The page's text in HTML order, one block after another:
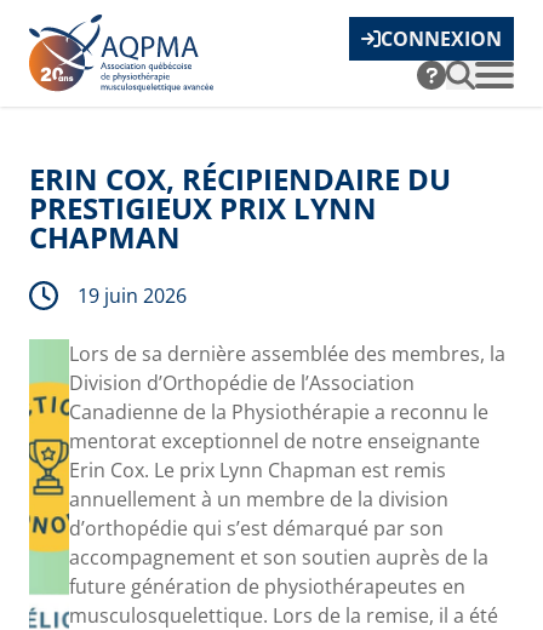
CONNEXION
ERIN COX, RÉCIPIENDAIRE DU
PRESTIGIEUX PRIX LYNN
CHAPMAN
19 juin 2026
Lors de sa dernière assemblée des membres, la
Division d’Orthopédie de l’Association
Canadienne de la Physiothérapie a reconnu le
mentorat exceptionnel de notre enseignante
Erin Cox. Le prix Lynn Chapman est remis
annuellement à un membre de la division
d’orthopédie qui s’est démarqué par son
accompagnement et son soutien auprès de la
future génération de physiothérapeutes en
musculosquelettique. Lors de la remise, il a été